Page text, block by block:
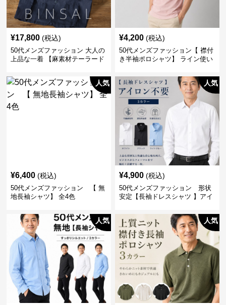
¥17,800 (税込)
50代メンズファッション 大人の
上品な一着 【麻素材テーラード
¥4,200 (税込)
50代メンズファッション【 襟付
き半袖ポロシャツ】 ライン使い
人気
¥6,400 (税込)
50代メンズファッション 【 無
地長袖シャツ】 全4色
人気
¥4,900 (税込)
50代メンズファッション 形状
安定【長袖ドレスシャツ 】アイ
人気 人気